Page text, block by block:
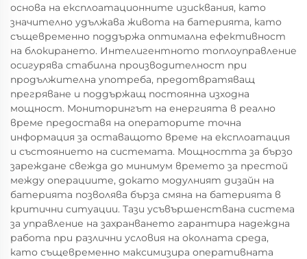
основа на експлоатационните изисквания, като
значително удължава живота на батерията, като
същевременно поддържа оптимална ефективност
на блокирането. Интелигентното топлоуправление
осигурява стабилна производителност при
продължителна употреба, предотвратяващ
прегряване и поддържащ постоянна изходна
мощност. Мониторингът на енергията в реално
време предоставя на операторите точна
информация за оставащото време на експлоатация
и състоянието на системата. Мощността за бързо
зареждане свежда до минимум времето за престой
между операциите, докато модулният дизайн на
батерията позволява бърза смяна на батерията в
критични ситуации. Тази усъвършенствана система
за управление на захранването гарантира надеждна
работа при различни условия на околната среда,
като същевременно максимизира оперативната